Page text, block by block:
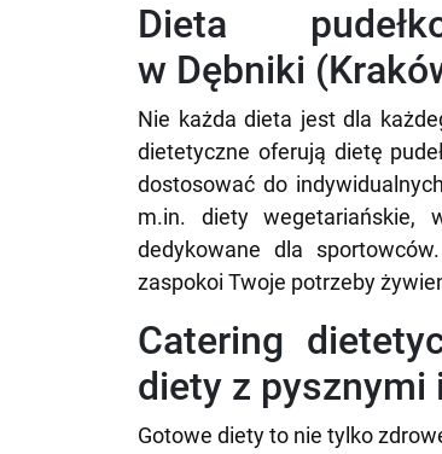
Dieta
w Dębniki
Nie każda dieta jest dla
dietetyczne oferują dietę
dostosować do
m.in. diety wegetariańskie,
dedykowane dla
zaspokoi Twoje potrzeby
Catering
diety z pysznymi
Gotowe diety to nie tylko